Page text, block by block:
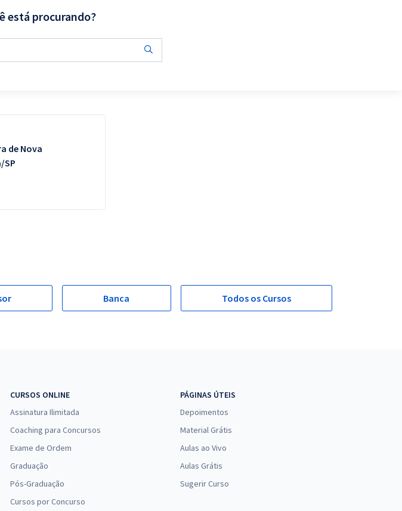
está procurando?
de Nova
SP
Banca Todos os Cursos
CURSOS ONLINE
Assinatura Ilimitada
Coaching para Concursos
Exame de Ordem
Graduação
Pós-Graduação
Cursos por Concurso
PÁGINAS ÚTEIS
Depoimentos
Material Grátis
Aulas ao Vivo
Aulas Grátis
Sugerir Curso